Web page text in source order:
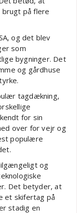
på flere
og det blev
som
bygninger. Det
og gårdhuse
tagdækning,
for sin
over for vejr og
populære
og
Det betyder, at
et skifertag på
stadig en